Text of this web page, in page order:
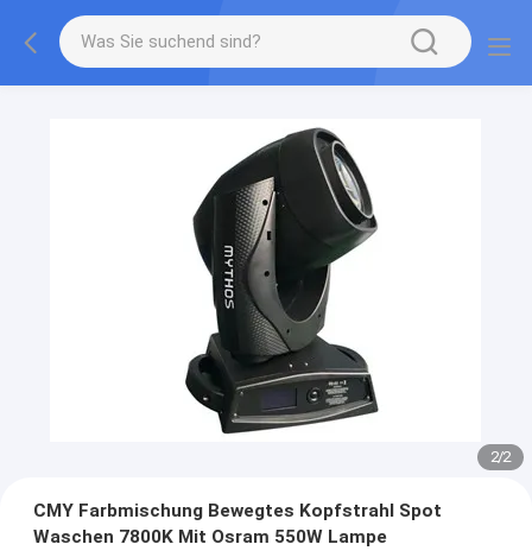
2/2
CMY Farbmischung Bewegtes Kopfstrahl Spot
Waschen 7800K Mit Osram 550W Lampe